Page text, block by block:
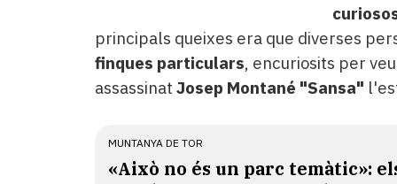
principals queixes era que diverses
finques particulars, encuriosits per
assassinat Josep Montané "Sansa"
MUNTANYA DE TOR
«Això no és un parc temàtic»: